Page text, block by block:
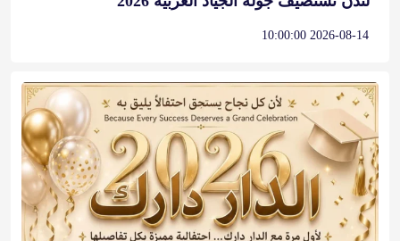
2026-08-14 10:00:00